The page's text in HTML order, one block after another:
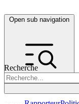
Open sub navigation
Recherche